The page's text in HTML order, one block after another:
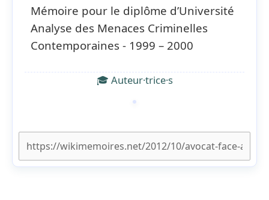
Mémoire pour le diplôme d’Université
Analyse des Menaces Criminelles
Contemporaines - 1999 – 2000
🎓 Auteur·trice·s